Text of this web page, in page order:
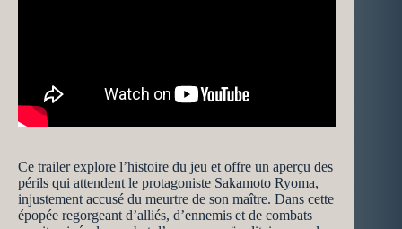
Ce trailer explore l’histoire du jeu et offre un aperçu des
périls qui attendent le protagoniste Sakamoto Ryoma,
injustement accusé du meurtre de son maître. Dans cette
épopée regorgeant d’alliés, d’ennemis et de combats